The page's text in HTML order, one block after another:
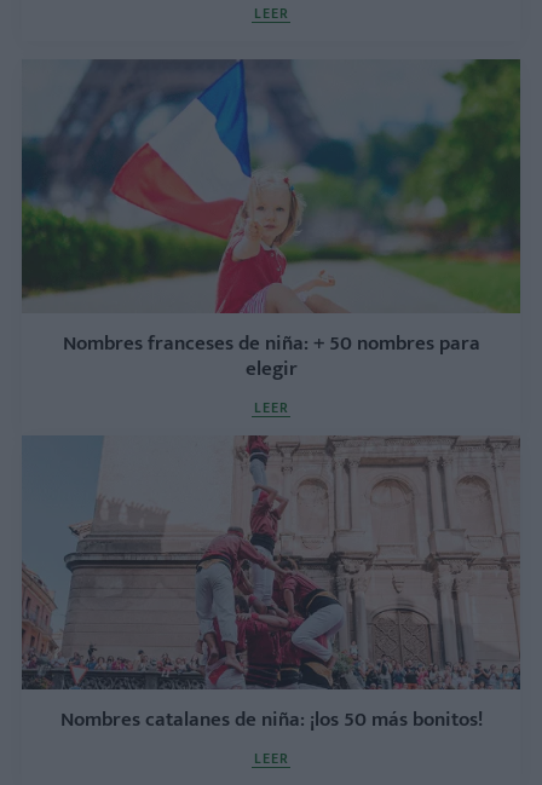
LEER
Nombres franceses de niña: + 50 nombres para
elegir
LEER
Nombres catalanes de niña: ¡los 50 más bonitos!
LEER